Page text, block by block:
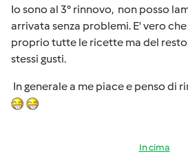
Io sono al 3° rinnovo, non posso
arrivata senza problemi. E' vero
proprio tutte le ricette ma del
stessi gusti.
In generale a me piace e penso di
In cima